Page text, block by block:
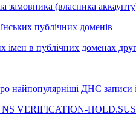
замовника (власника
публічних доменів
імен в публічних доменах
найпопулярніші ДНС записи
NS VERIFICATION-